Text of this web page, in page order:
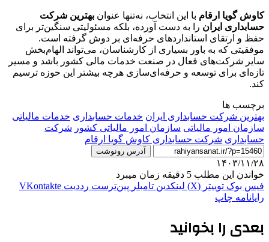
کاوش گویا ارقام با این انتخاب، نه‌تنها عنوان بهترین شرکت
حسابداری ایران را به دست آورده، بلکه مسئولیتی سنگین‌تر برای
حفظ و ارتقای استانداردهای حرفه‌ای بر دوش گرفته است.
موفقیتی که به باور بسیاری از کارشناسان، می‌تواند الهام‌بخش
سایر شرکت‌های فعال در صنعت خدمات مالی کشور باشد و مسیر
تازه‌ای برای توسعه و حرفه‌ای‌سازی هرچه بیشتر این حوزه ترسیم
کند.
برچسب ها
بهترین شرکت حسابداری ایران خدمات حسابداری خدمات مالیاتی
سازمان امور مالیاتی سازمان امور مالیاتی کشور شرکت
حسابداری شرکت حسابداری کاوش گویا ارقام
آدرس رونوشت
۱۴۰۳/۱۱/۲۸
خواندن این مطلب 5 دقیقه زمان میبرد
فیس بوک توییتر (X) لینکدین ‫تامبلر ‫پین‌ترست ‫رددیت ‫VKontakte
رایانامه چاپ
بعدی را بخوانید